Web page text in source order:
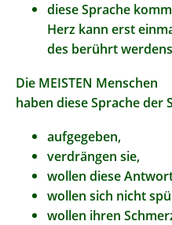
diese Sprache
Herz kann erst
des berührt
Die MEISTEN Menschen
haben diese Sprache der
aufgegeben,
verdrängen sie,
wollen diese
wollen sich nicht
wollen ihren